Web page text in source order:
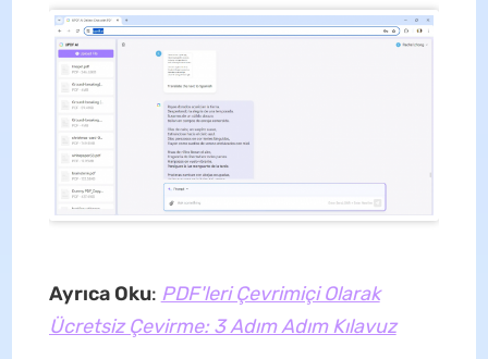
Ayrıca Oku: PDF'leri Çevrimiçi Olarak
Ücretsiz Çevirme: 3 Adım Adım Kılavuz